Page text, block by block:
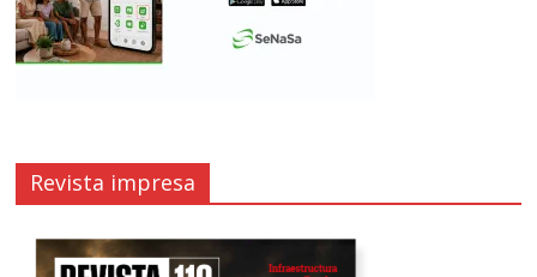
Revista impresa